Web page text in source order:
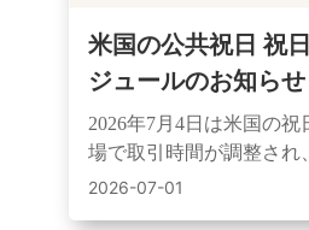
米国の公共祝日 祝
ジュールのお知らせ
2026年7月4日は米国の
場で取引時間が調整され
拡大と流動性の低下が予
2026-07-01